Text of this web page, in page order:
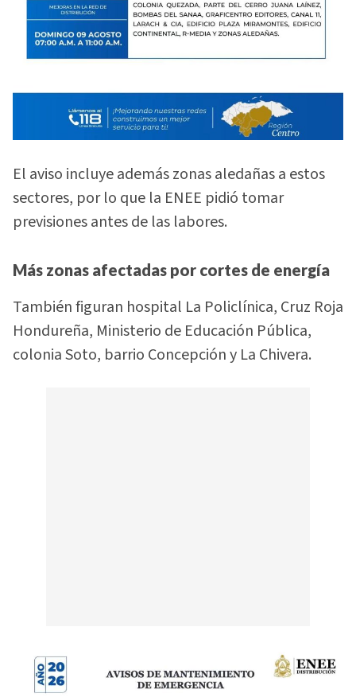
El aviso incluye además zonas aledañas a estos
sectores, por lo que la ENEE pidió tomar
previsiones antes de las labores.
Más zonas afectadas por cortes de energía
También figuran hospital La Policlínica, Cruz Roja
Hondureña, Ministerio de Educación Pública,
colonia Soto, barrio Concepción y La Chivera.